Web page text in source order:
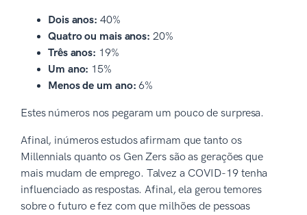
Dois anos: 40%
Quatro ou mais anos: 20%
Três anos: 19%
Um ano: 15%
Menos de um ano: 6%
Estes números nos pegaram um pouco de surpresa.
Afinal, inúmeros estudos afirmam que tanto os
Millennials quanto os Gen Zers são as gerações que
mais mudam de emprego. Talvez a COVID-19 tenha
influenciado as respostas. Afinal, ela gerou temores
sobre o futuro e fez com que milhões de pessoas